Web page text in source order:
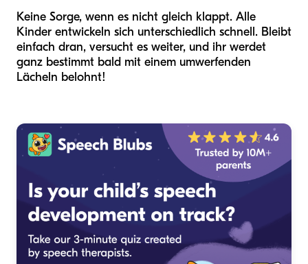
Keine Sorge, wenn es nicht gleich klappt. Alle
Kinder entwickeln sich unterschiedlich schnell. Bleibt
einfach dran, versucht es weiter, und ihr werdet
ganz bestimmt bald mit einem umwerfenden
Lächeln belohnt!